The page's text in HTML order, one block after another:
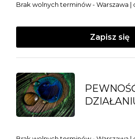
Brak wolnych terminów - Warszawa |
Zapisz się